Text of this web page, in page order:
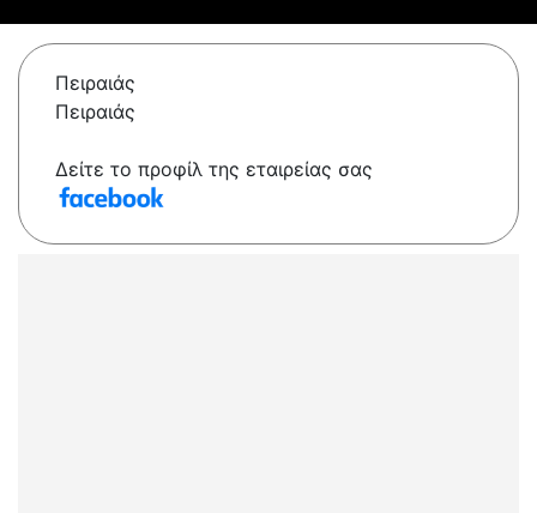
Πειραιάς
Πειραιάς
Δείτε το προφίλ της εταιρείας σας